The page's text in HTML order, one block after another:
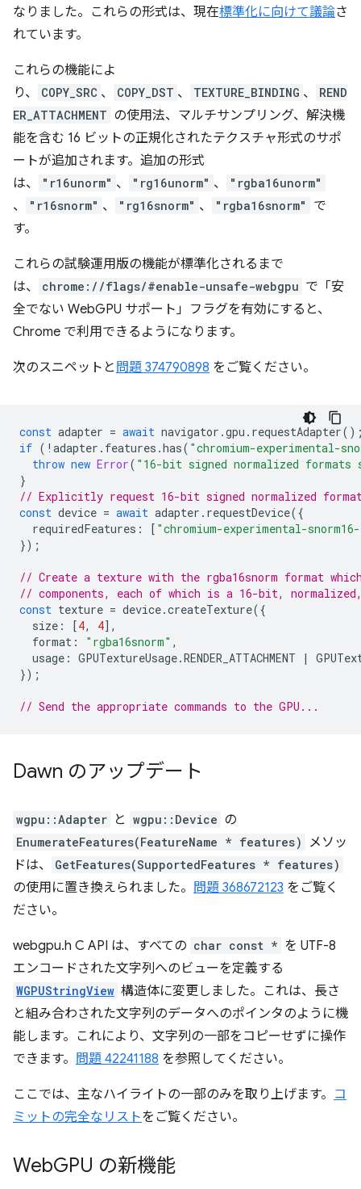
なりました。これらの形式は、現在標準化に向けて議論さ
れています。
これらの機能によ
り、
COPY_SRC 、 COPY_DST 、 TEXTURE_BINDING 、
REND
ER_ATTACHMENT の使用法、マルチサンプリング、解決機
能を含む 16 ビットの正規化されたテクスチャ形式のサポ
ートが追加されます。追加の形式
は、
"r16unorm" 、 "rg16unorm" 、 "rgba16unorm"
、 "r16snorm" 、 "rg16snorm" 、 "rgba16snorm"
で
す。
これらの試験運用版の機能が標準化されるまで
は、
chrome://flags/#enable-unsafe-webgpu で「安
全でない WebGPU サポート」フラグを有効にすると、
Chrome で利用できるようになります。
次のスニペットと 問題 374790898 をご覧ください。
const adapter = await navigator .gpu . requestAdapter
if ( ! adapter . features .has( "chromium-experimental-
throw new Error( "16-bit signed normalized
}
// Explicitly request 16-bit signed normalized
const device = await adapter . requestDevice({
requiredFeatures : [ "chromium-experimental-
});
// Create a texture with the rgba16snorm format
// components, each of which is a 16-bit,
const texture = device.createTexture({
size : [4, 4],
format : "rgba16snorm" ,
usage : GPUTextureUsage.RENDER_ATTACHMENT |
});
// Send the appropriate commands to the GPU...
Dawn のアップデート
wgpu::Adapter と wgpu::Device の
EnumerateFeatures(FeatureName * features)
メソッ
ドは、
GetFeatures(SupportedFeatures * features)
の使用に置き換えられました。 問題 368672123 をご覧く
ださい。
webgpu.h C API は、すべての char const * を UTF-8
エンコードされた文字列へのビューを定義する
WGPUStringView 構造体に変更しました。これは、長さ
と組み合わされた文字列のデータへのポインタのように機
能します。これにより、文字列の一部をコピーせずに操作
できます。 問題 42241188 を参照してください。
ここでは、主なハイライトの一部のみを取り上げます。 コ
ミットの完全なリストをご覧ください。
WebGPU の新機能